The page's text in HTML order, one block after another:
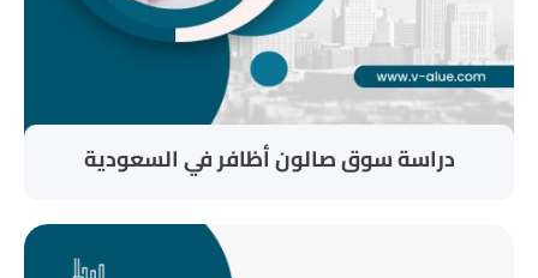
دراسة سوق صالون أظافر في السعودية